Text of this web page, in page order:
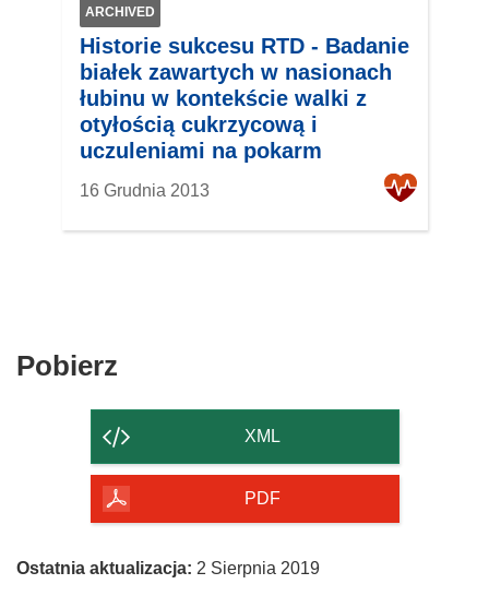
ARCHIVED
Historie sukcesu RTD - Badanie
białek zawartych w nasionach
łubinu w kontekście walki z
otyłością cukrzycową i
uczuleniami na pokarm
16 Grudnia 2013
Pobierz
strony
XML
PDF
Ostatnia aktualizacja: 2 Sierpnia 2019